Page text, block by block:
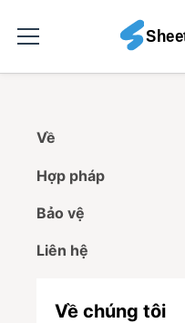
Về
Hợp pháp
Bảo vệ
Liên hệ
Về chúng tôi